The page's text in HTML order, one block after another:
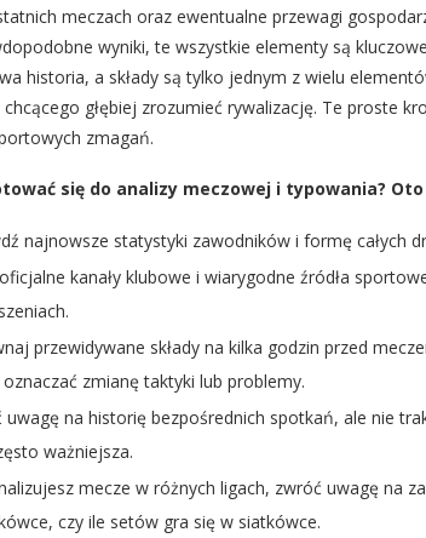
meczach oraz ewentualne przewagi
wyniki, te wszystkie elementy są
historia, a składy są tylko jednym z wielu
głębiej zrozumieć rywalizację. Te proste
zmagań.
się do analizy meczowej i typowania?
najnowsze statystyki zawodników i formę całych
kanały klubowe i wiarygodne źródła
przewidywane składy na kilka godzin przed
zmianę taktyki lub problemy.
uwagę na historię bezpośrednich spotkań, ale nie
ważniejsza.
mecze w różnych ligach, zwróć uwagę na
czy ile setów gra się w siatkówce.